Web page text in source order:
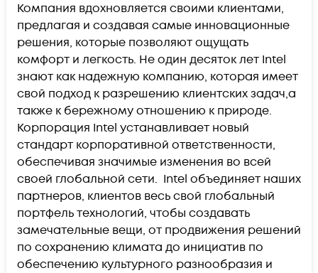
Компания вдохновляется своими клиентами,
предлагая и создавая самые инновационные
решения, которые позволяют ощущать
комфорт и легкость. Не один десяток лет Intel
знают как надежную компанию, которая имеет
свой подход к разрешению клиентских задач,а
также к бережному отношению к природе.
Корпорация Intel устанавливает новый
стандарт корпоративной ответственности,
обеспечивая значимые изменения во всей
своей глобальной сети. Intel объединяет наших
партнеров, клиентов весь свой глобальный
портфель технологий, чтобы создавать
замечательные вещи, от продвижения решений
по сохранению климата до инициатив по
обеспечению культурного разнообразия и